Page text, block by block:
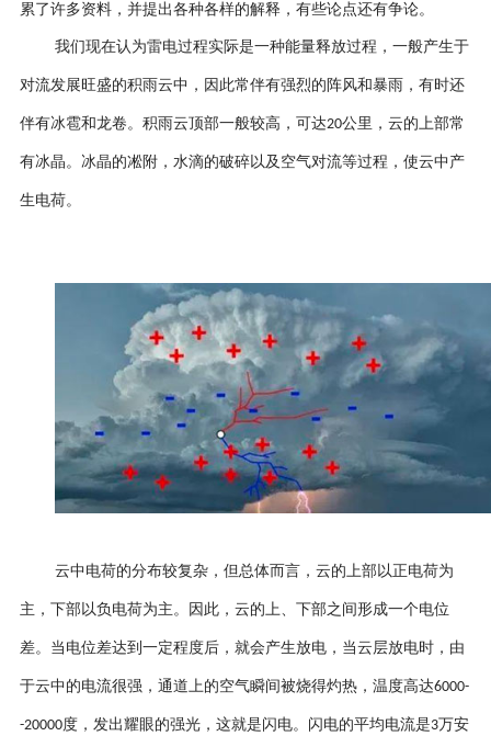
累了许多资料，并提出各种各样的解释，有些论点还有争论。
我们现在认为雷电过程实际是一种能量释放过程，一般产生于
对流发展旺盛的积雨云中，因此常伴有强烈的阵风和暴雨，有时还
伴有冰雹和龙卷。积雨云顶部一般较高，可达20公里，云的上部常
有冰晶。冰晶的凇附，水滴的破碎以及空气对流等过程，使云中产
生电荷。
云中电荷的分布较复杂，但总体而言，云的上部以正电荷为
主，下部以负电荷为主。因此，云的上、下部之间形成一个电位
差。当电位差达到一定程度后，就会产生放电，当云层放电时，由
于云中的电流很强，通道上的空气瞬间被烧得灼热，温度高达6000-
-20000度，发出耀眼的强光，这就是闪电。闪电的平均电流是3万安